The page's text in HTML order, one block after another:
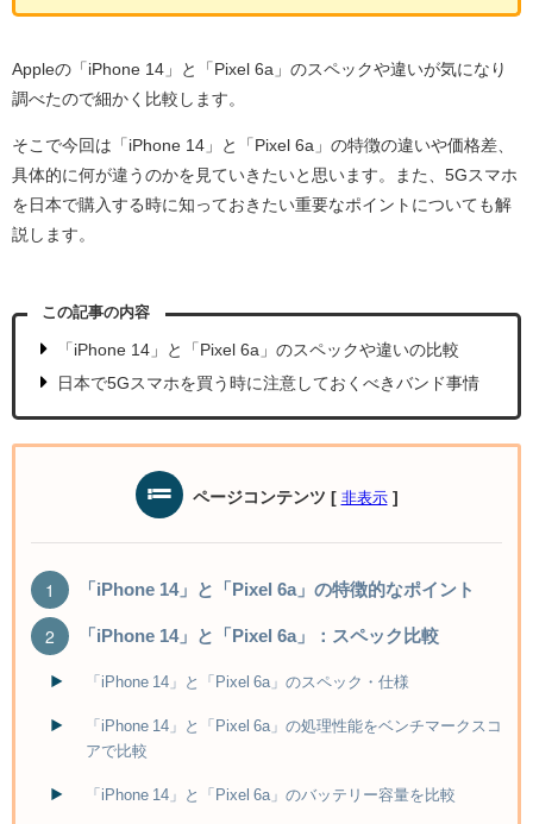
Appleの「iPhone 14」と「Pixel 6a」のスペックや違いが気になり
調べたので細かく比較します。
そこで今回は「iPhone 14」と「Pixel 6a」の特徴の違いや価格差、
具体的に何が違うのかを見ていきたいと思います。また、5Gスマホ
を日本で購入する時に知っておきたい重要なポイントについても解
説します。
この記事の内容
「iPhone 14」と「Pixel 6a」のスペックや違いの比較
日本で5Gスマホを買う時に注意しておくべきバンド事情
ページコンテンツ [ 非表示 ]
「iPhone 14」と「Pixel 6a」の特徴的なポイント
「iPhone 14」と「Pixel 6a」：スペック比較
「iPhone 14」と「Pixel 6a」のスペック・仕様
「iPhone 14」と「Pixel 6a」の処理性能をベンチマークスコ
アで比較
「iPhone 14」と「Pixel 6a」のバッテリー容量を比較